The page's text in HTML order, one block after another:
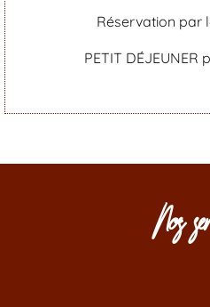
Réservation par
PETIT
Nos